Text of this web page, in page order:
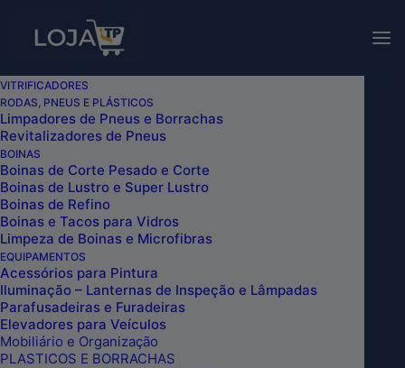
VITRIFICADORES
RODAS, PNEUS E PLÁSTICOS
Limpadores de Pneus e Borrachas
Revitalizadores de Pneus
BOINAS
Boinas de Corte Pesado e Corte
Boinas de Lustro e Super Lustro
Boinas de Refino
Boinas e Tacos para Vidros
Limpeza de Boinas e Microfibras
EQUIPAMENTOS
Acessórios para Pintura
Iluminação – Lanternas de Inspeção e Lâmpadas
Parafusadeiras e Furadeiras
Elevadores para Veículos
Mobiliário e Organização
PLASTICOS E BORRACHAS
AROMATIZANTE EM SPRAY VIP BLACK
AMADEIRADO SENSUAL 260ML ESCUDERIA
Home
AROMATIZANTE EM SPRAY VIP BLACK AMADEIRADO
SENSUAL 260ML ESCUDERIA DO BRASIL
Para consultar valores dos
nossos produtos, entre em
contato com nossos canais
devendas.